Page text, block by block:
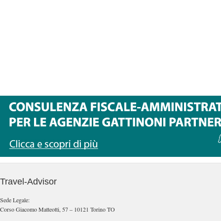
Travel-Advisor
Sede Legale:
Corso Giacomo Matteotti, 57 – 10121 Torino TO